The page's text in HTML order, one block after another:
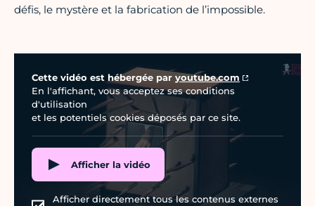
défis, le mystère et la fabrication de l’impossible.
Cette vidéo est hébergée par youtube.com
En l'affichant, vous acceptez ses conditions
d'utilisation
et les potentiels cookies déposés par ce site.
Afficher la vidéo
Afficher directement tous les contenus externes